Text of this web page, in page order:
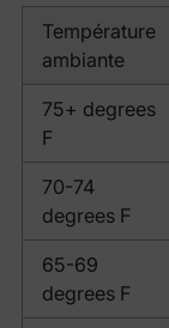
Température
ambiante
75+ degrees
F
70-74
degrees F
65-69
degrees F